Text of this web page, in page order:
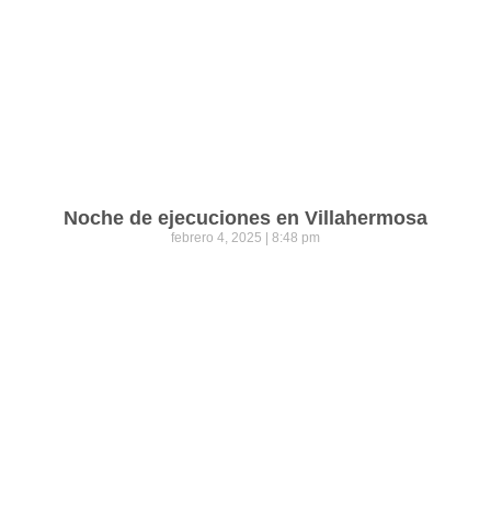
Noche de ejecuciones en Villahermosa
febrero 4, 2025 8:48 pm